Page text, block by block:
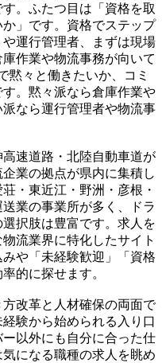
。ふたつ目は「資格を取
」です。資格でステップ
運行管理者、まずは現場
作業や物流事務が向いて
黙々と働きたいか、コミ
。黙々派なら倉庫作業や
なら運行管理者や物流事
速道路・北陸自動車道が
業の拠点が県内に集積し
・東近江・野洲・彦根・
業の事業所が多く、ドラ
択肢は豊富です。求人を
流業界に特化したサイト
や「未経験歓迎」「資格
的に探せます。
改革と人材確保の両面で
験から始められる入り口
以外にも自分に合った仕
になる職種の求人を眺め